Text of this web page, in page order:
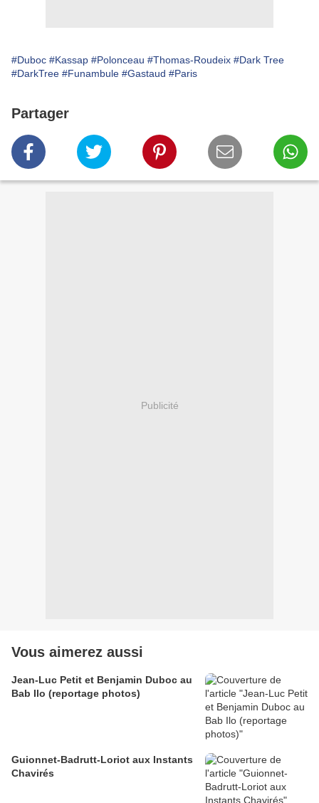
#Duboc #Kassap #Polonceau #Thomas-Roudeix #Dark Tree
#DarkTree #Funambule #Gastaud #Paris
Partager
Publicité
Vous aimerez aussi
Jean-Luc Petit et Benjamin Duboc au
Bab Ilo (reportage photos)
Guionnet-Badrutt-Loriot aux Instants
Chavirés